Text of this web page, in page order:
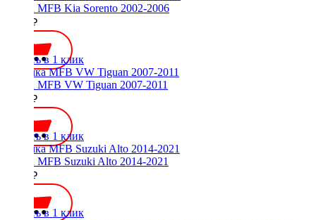
Рамка MFB Kia Sorento 2002-2006
2600 ₽
Купить в 1 клик
Рамка MFB VW Tiguan 2007-2011
2000 ₽
Купить в 1 клик
Рамка MFB Suzuki Alto 2014-2021
2000 ₽
Купить в 1 клик